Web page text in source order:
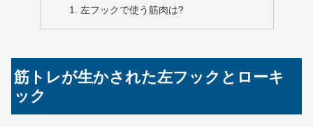
左フックで使う筋肉は?
筋トレが生かされた左フックとローキ
ック